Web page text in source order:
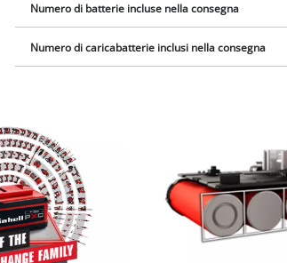
Numero di batterie incluse nella consegna
Numero di caricabatterie inclusi nella consegna